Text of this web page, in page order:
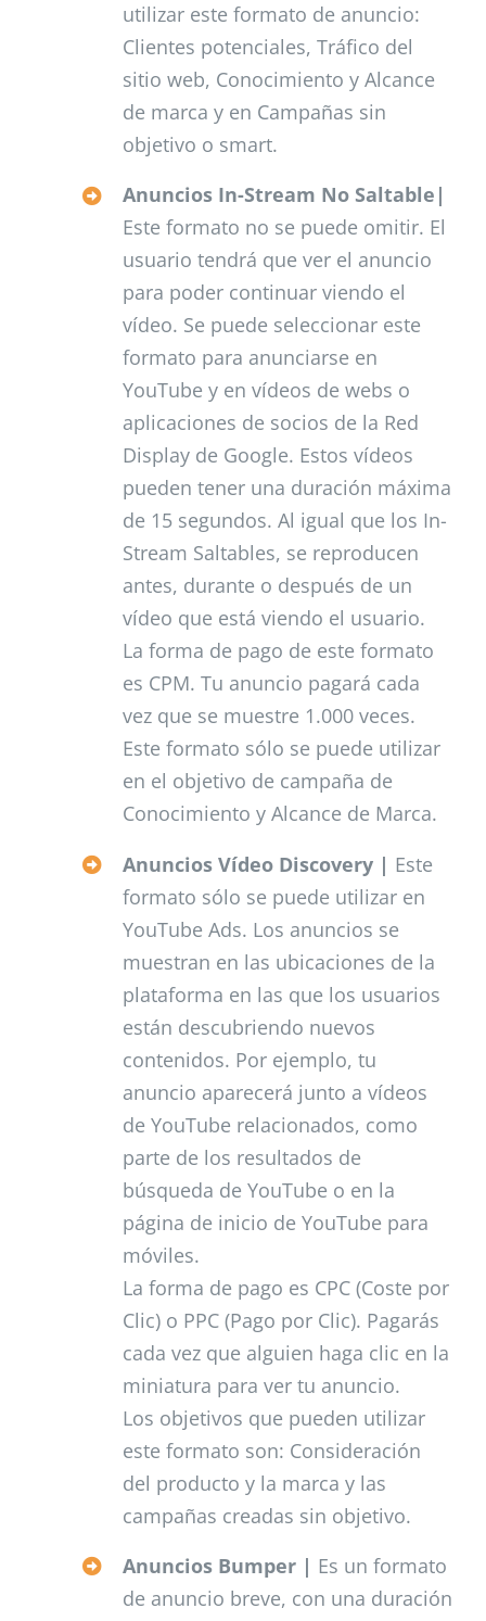
utilizar este formato de anuncio:
Clientes potenciales, Tráfico del
sitio web, Conocimiento y Alcance
de marca y en Campañas sin
objetivo o smart.
Anuncios In-Stream No Saltable|
Este formato no se puede omitir. El
usuario tendrá que ver el anuncio
para poder continuar viendo el
vídeo. Se puede seleccionar este
formato para anunciarse en
YouTube y en vídeos de webs o
aplicaciones de socios de la Red
Display de Google. Estos vídeos
pueden tener una duración máxima
de 15 segundos. Al igual que los In-
Stream Saltables, se reproducen
antes, durante o después de un
vídeo que está viendo el usuario.
La forma de pago de este formato
es CPM. Tu anuncio pagará cada
vez que se muestre 1.000 veces.
Este formato sólo se puede utilizar
en el objetivo de campaña de
Conocimiento y Alcance de Marca.
Anuncios Vídeo Discovery | Este
formato sólo se puede utilizar en
YouTube Ads. Los anuncios se
muestran en las ubicaciones de la
plataforma en las que los usuarios
están descubriendo nuevos
contenidos. Por ejemplo, tu
anuncio aparecerá junto a vídeos
de YouTube relacionados, como
parte de los resultados de
búsqueda de YouTube o en la
página de inicio de YouTube para
móviles.
La forma de pago es CPC (Coste por
Clic) o PPC (Pago por Clic). Pagarás
cada vez que alguien haga clic en la
miniatura para ver tu anuncio.
Los objetivos que pueden utilizar
este formato son: Consideración
del producto y la marca y las
campañas creadas sin objetivo.
Anuncios Bumper | Es un formato
de anuncio breve, con una duración